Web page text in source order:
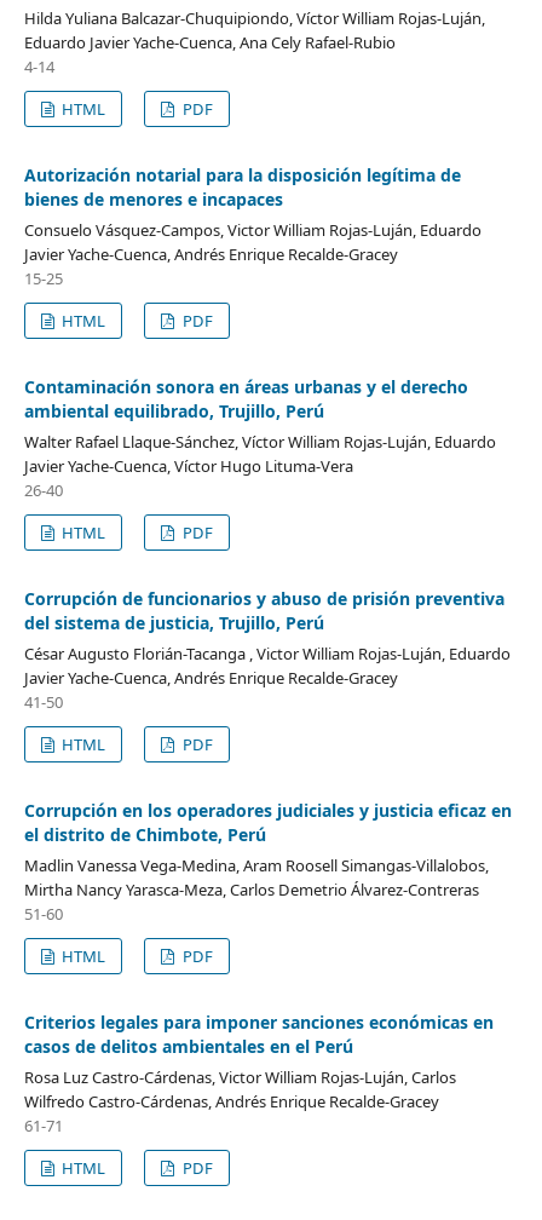
Hilda Yuliana Balcazar-Chuquipiondo, Víctor William Rojas-Luján,
Eduardo Javier Yache-Cuenca, Ana Cely Rafael-Rubio
4-14
HTML
PDF
Autorización notarial para la disposición legítima de
bienes de menores e incapaces
Consuelo Vásquez-Campos, Victor William Rojas-Luján, Eduardo
Javier Yache-Cuenca, Andrés Enrique Recalde-Gracey
15-25
HTML
PDF
Contaminación sonora en áreas urbanas y el derecho
ambiental equilibrado, Trujillo, Perú
Walter Rafael Llaque-Sánchez, Víctor William Rojas-Luján, Eduardo
Javier Yache-Cuenca, Víctor Hugo Lituma-Vera
26-40
HTML
PDF
Corrupción de funcionarios y abuso de prisión preventiva
del sistema de justicia, Trujillo, Perú
César Augusto Florián-Tacanga , Victor William Rojas-Luján, Eduardo
Javier Yache-Cuenca, Andrés Enrique Recalde-Gracey
41-50
HTML
PDF
Corrupción en los operadores judiciales y justicia eficaz en
el distrito de Chimbote, Perú
Madlin Vanessa Vega-Medina, Aram Roosell Simangas-Villalobos,
Mirtha Nancy Yarasca-Meza, Carlos Demetrio Álvarez-Contreras
51-60
HTML
PDF
Criterios legales para imponer sanciones económicas en
casos de delitos ambientales en el Perú
Rosa Luz Castro-Cárdenas, Victor William Rojas-Luján, Carlos
Wilfredo Castro-Cárdenas, Andrés Enrique Recalde-Gracey
61-71
HTML
PDF